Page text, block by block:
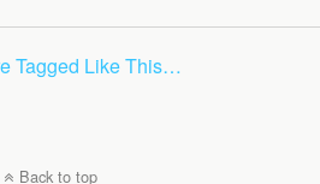
Tagged Like This…
Back to top